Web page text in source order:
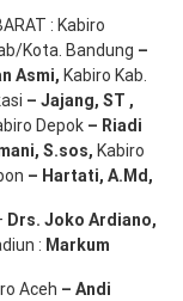
: Kabiro
Kota. Bandung –
Asmi, Kabiro Kab.
– Jajang, ST ,
Depok – Riadi
, S.sos, Kabiro
– Hartati, A.Md ,
Drs. Joko Ardiano,
: Markum
Aceh – Andi